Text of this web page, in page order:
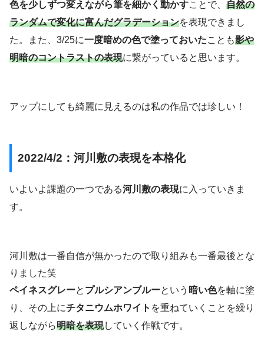
色を少しずつ変えながら筆を細かく動かすことで、 自然の
ランダムで変化に富んだグラデーションを表現できまし
た。また、3/25に一度暗めの色で塗っておいたことも影や
明暗のコントラストの表現に繋がっていると思います。
アップにしても綺麗に見えるのは私の作品では珍しい！
2022/4/2：河川敷の表現を本格化
いよいよ課題の一つである河川敷の表現に入っていきま
す。
河川敷は一番自信が無かったので取り組みも一番最後とな
りました笑
ペイネスグレーと プルシアンブルーという 暗い色を軸に塗
り、その上にチタニウムホワイト を重ねていくことを繰り
返しながら明暗を表現していく作戦です。